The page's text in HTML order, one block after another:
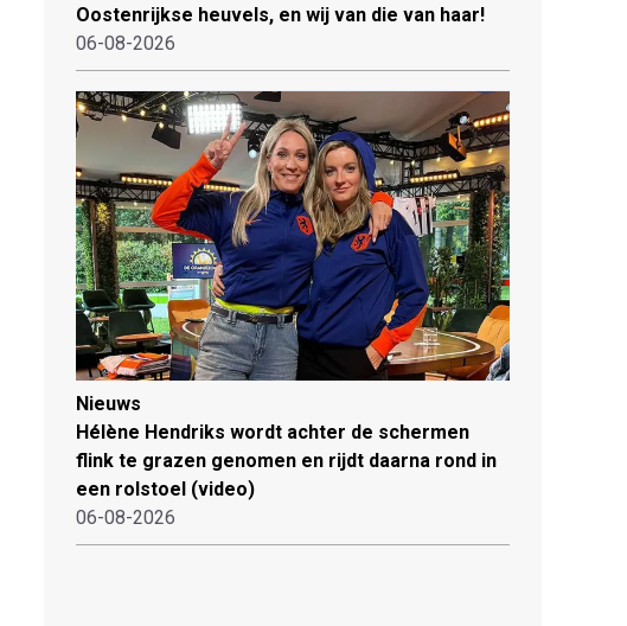
Oostenrijkse heuvels, en wij van die van haar!
06-08-2026
Nieuws
Hélène Hendriks wordt achter de schermen
flink te grazen genomen en rijdt daarna rond in
een rolstoel (video)
06-08-2026